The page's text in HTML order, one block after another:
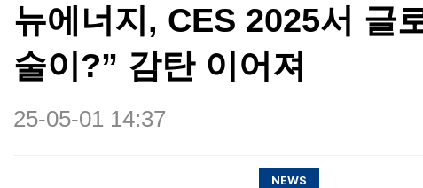
뉴에너지, CES 2025서 글
술이?” 감탄 이어져
25-05-01 14:37
NEWS